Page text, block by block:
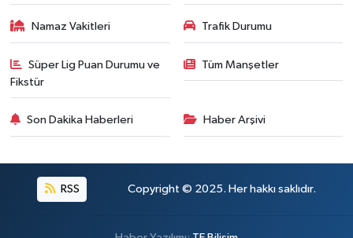
Namaz Vakitleri Trafik Durumu
Süper Lig Puan Durumu ve
Fikstür
Tüm Manşetler
Son Dakika Haberleri Haber Arşivi
RSS Copyright © 2025. Her hakkı saklıdır.